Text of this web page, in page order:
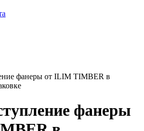
фанеры от ILIM TIMBER в
фанеры